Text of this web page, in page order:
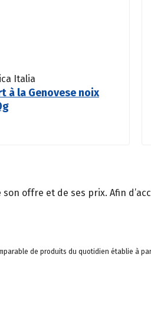
Italia
à la Genovese noix
offre et de ses prix. Afin
de produits du quotidien établie à